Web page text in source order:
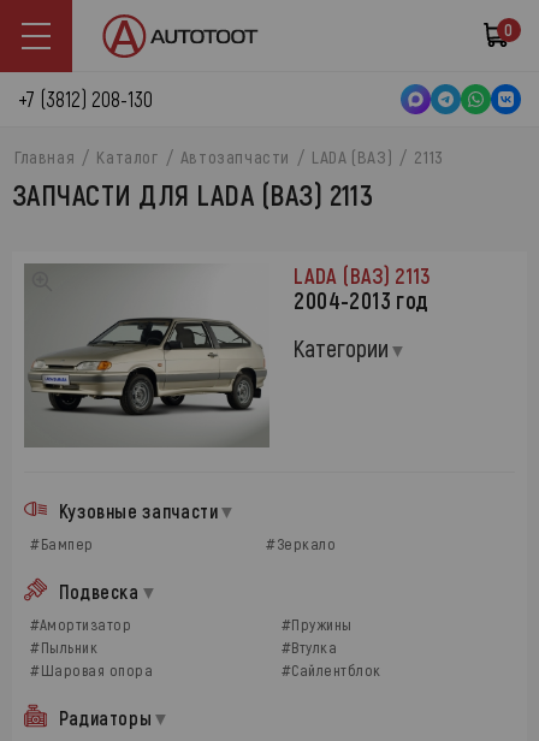
0
+7 (3812) 208-130
Главная Каталог Автозапчасти LADA (ВАЗ) 2113
ЗАПЧАСТИ ДЛЯ LADA (ВАЗ) 2113
LADA (ВАЗ) 2113
2004-2013 год
Категории
Кузовные запчасти
#Бампер #Зеркало
Подвеска
#Амортизатор
#Пружины
#Пыльник
#Втулка
#Шаровая опора
#Сайлентблок
Радиаторы